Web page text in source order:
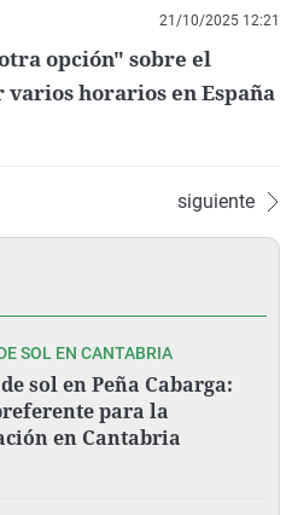
21/10/2025 12:21
opción" sobre el
horarios en España
siguiente
SOL EN CANTABRIA
sol en Peña Cabarga:
para la
en Cantabria